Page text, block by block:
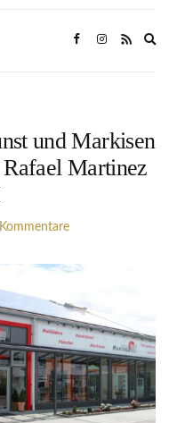
und Markisen
Martinez